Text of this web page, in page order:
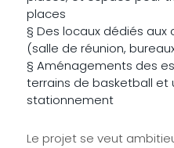
places
§ Des locaux dédiés
(salle de réunion,
§ Aménagements des
terrains de basketball et
stationnement
Le projet se veut